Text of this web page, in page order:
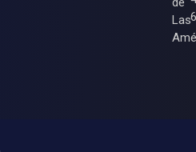
Las